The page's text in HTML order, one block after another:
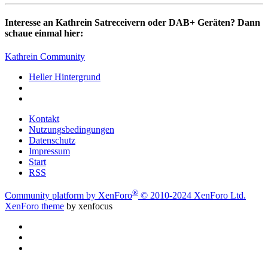
Interesse an Kathrein Satreceivern oder DAB+ Geräten? Dann
schaue einmal hier:
Kathrein Community
Heller Hintergrund
Kontakt
Nutzungsbedingungen
Datenschutz
Impressum
Start
RSS
Community platform by XenForo® © 2010-2024 XenForo Ltd.
XenForo theme by xenfocus